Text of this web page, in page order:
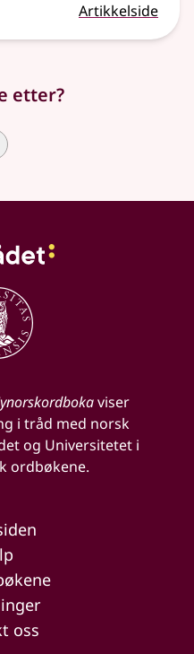
Artikkelside
etter?
viser
i tråd med norsk
og Universitetet i
ordbøkene.
oss